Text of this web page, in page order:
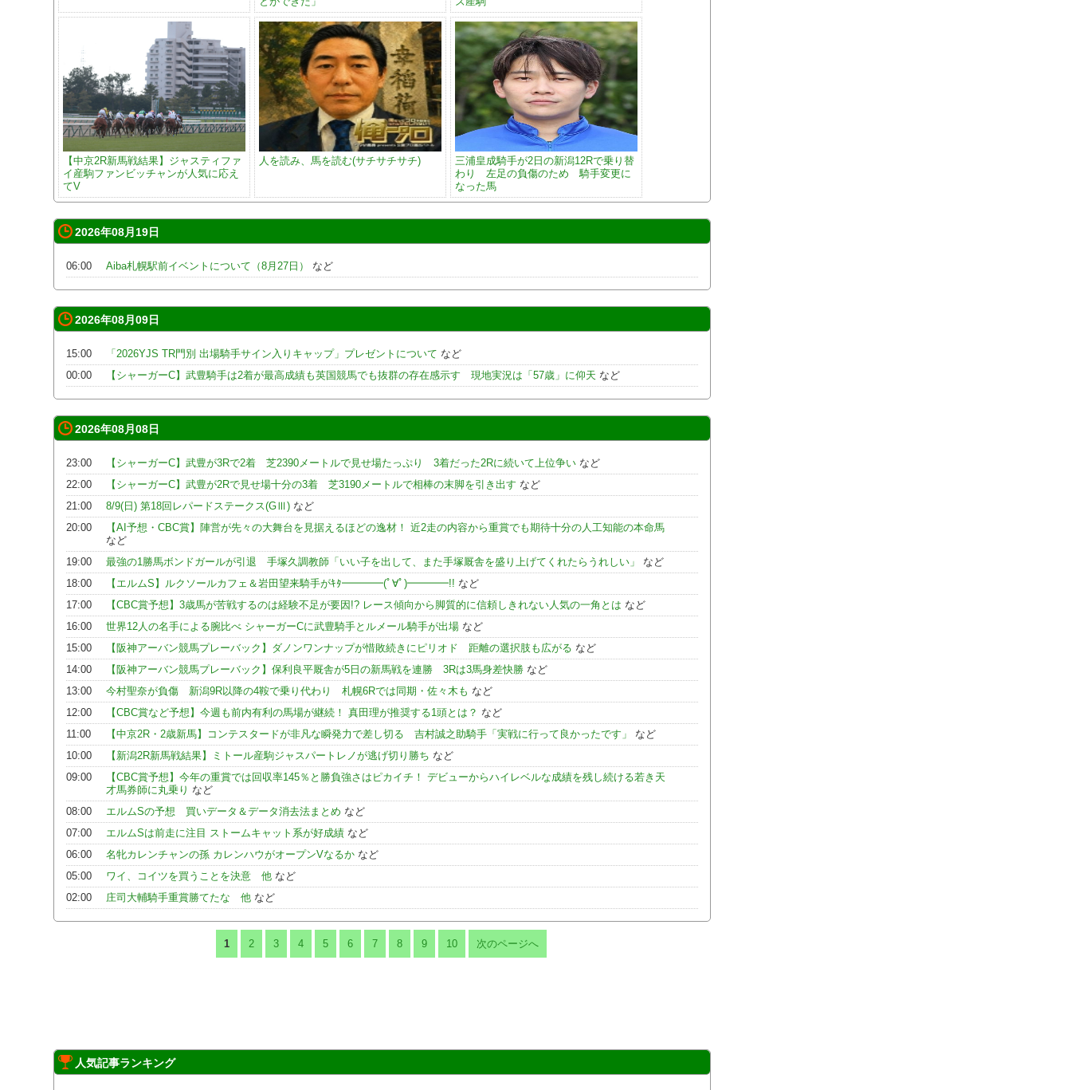
【中京2R新馬戦結果】ジャスティファ
イ産駒ファンビッチャンが人気に応え
てV
人を読み、馬を読む(サチサチサチ)
三浦皇成騎手が2日の新潟12Rで乗り替
わり 左足の負傷のため 騎手変更に
なった馬
2026年08月19日
06:00 Aiba札幌駅前イベントについて（8月27日） など
2026年08月09日
15:00 「2026YJS TR門別 出場騎手サイン入りキャップ」プレゼントについて など
00:00
【シャーガーC】武豊騎手は2着が最高成績も英国競馬でも抜群の存在感示す 現地実況は「57歳」に仰天 など
2026年08月08日
23:00 【シャーガーC】武豊が3Rで2着 芝2390メートルで見せ場たっぷり 3着だった2Rに続いて上位争いなど
22:00
【シャーガーC】武豊が2Rで見せ場十分の3着 芝3190メートルで相棒の末脚を引き出す など
21:00
8/9(日) 第18回レパードステークス(GⅢ)など
20:00
【AI予想・CBC賞】陣営が先々の大舞台を見据えるほどの逸材！ 近2走の内容から重賞でも期待十分の人工知能の本命馬
など
19:00
最強の1勝馬ボンドガールが引退 手塚久調教師「いい子を出して、また手塚厩舎を盛り上げてくれたらうれしい」
など
18:00
【エルムS】ルクソールカフェ＆岩田望来騎手がｷﾀ━━━━(ﾟ∀ﾟ)━━━━!! など
17:00
【CBC賞予想】3歳馬が苦戦するのは経験不足が要因!? レース傾向から脚質的に信頼しきれない人気の一角とは など
16:00
世界12人の名手による腕比べ シャーガーCに武豊騎手とルメール騎手が出場など
15:00
【阪神アーバン競馬プレーバック】ダノンワンナップが惜敗続きにピリオド 距離の選択肢も広がる など
14:00
【阪神アーバン競馬プレーバック】保利良平厩舎が5日の新馬戦を連勝 3Rは3馬身差快勝など
13:00
今村聖奈が負傷 新潟9R以降の4鞍で乗り代わり 札幌6Rでは同期・佐々木も など
12:00
【CBC賞など予想】今週も前内有利の馬場が継続！ 真田理が推奨する1頭とは？ など
11:00
【中京2R・2歳新馬】コンテスタードが非凡な瞬発力で差し切る 吉村誠之助騎手「実戦に行って良かったです」
など
10:00
【新潟2R新馬戦結果】ミトール産駒ジャスパートレノが逃げ切り勝ち など
09:00
【CBC賞予想】今年の重賞では回収率145％と勝負強さはピカイチ！ デビューからハイレベルな成績を残し続ける若き天
才馬券師に丸乗り など
08:00
エルムSの予想 買いデータ＆データ消去法まとめ など
07:00
エルムSは前走に注目 ストームキャット系が好成績など
06:00
名牝カレンチャンの孫 カレンハウがオープンVなるかなど
05:00
ワイ、コイツを買うことを決意 他など
02:00
庄司大輔騎手重賞勝てたな 他など
1 2 3 4 5 6 7 8 9 10 次のページへ
人気記事ランキング